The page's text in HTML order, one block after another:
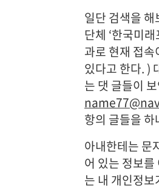
일단 검색을
단체 ‘한국미
과로 현재 접
있다고 한다. )
는 댓 글들이
항의 글들을
아내한테는 문
어 있는 정보
는 내 개인정